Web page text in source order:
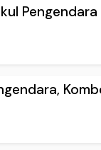
Pengendara